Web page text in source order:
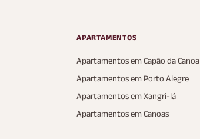
APARTAMENTOS
Apartamentos em Capão da Canoa
Apartamentos em Porto Alegre
Apartamentos em Xangri-lá
Apartamentos em Canoas